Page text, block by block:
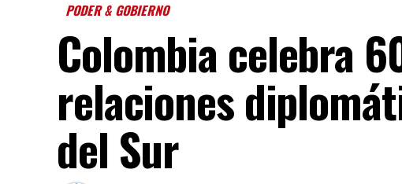
PODER & GOBIERNO
Colombia celebra
relaciones
del Sur